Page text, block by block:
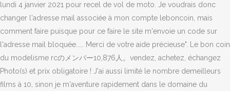
lundi 4 janvier 2021 pour recel de vol de moto. Je voudrais donc
changer l'adresse mail associée à mon compte leboncoin, mais
comment faire puisque pour ce faire le site m'envoie un code sur
l'adresse mail bloquée..... Merci de votre aide précieuse". Le bon coin
du modelisme rcのメンバー10,876人。vendez, achetez, échangez
Photo(s) et prix obligatoire ! J'ai aussi limité le nombre demeilleurs
films à 10, sinon je m'aventure rapidement dans le domaine du